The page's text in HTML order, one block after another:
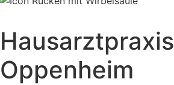
Hausarztpraxis
Oppenheim